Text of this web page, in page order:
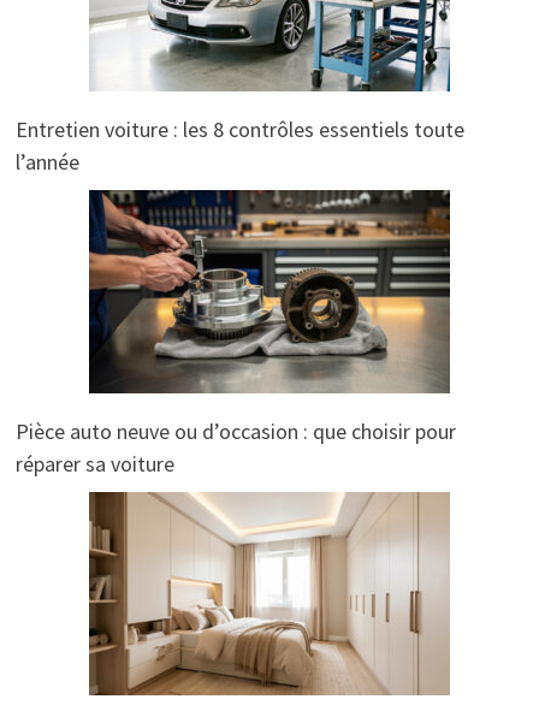
Entretien voiture : les 8 contrôles essentiels toute
l’année
Pièce auto neuve ou d’occasion : que choisir pour
réparer sa voiture